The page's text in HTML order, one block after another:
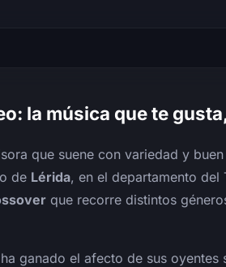
: la música que te
que suene con variedad y
de Lérida, en el departamento del
que recorre distintos
ganado el afecto de sus